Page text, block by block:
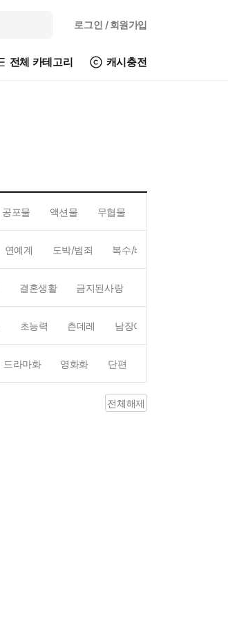
로그인 / 회원가입
전체 카테고리 캐시충전
공포물 액션물 무협물
연예계 도박/범죄 복수/배신
결혼생활 금지된사랑
초능력 츤데레 남장여자
드라마화 영화화 단편
전체해제